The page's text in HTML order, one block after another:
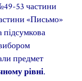
53 частини
«Письмо»
підсумкова
предмет
рівні.